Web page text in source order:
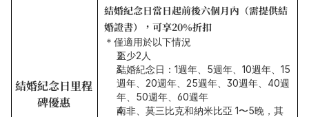
結婚紀念日里程
碑優惠
結婚紀念日當日起前後六個月內（需提供結
婚證書），可享20％折扣
＊僅適用於以下情況
至少2人
結婚紀念日：1週年、5週年、10週年、15
週年、20週年、25週年、30週年、40週
年、50週年、60週年
南非、莫三比克和納米比亞 1〜5晚，其